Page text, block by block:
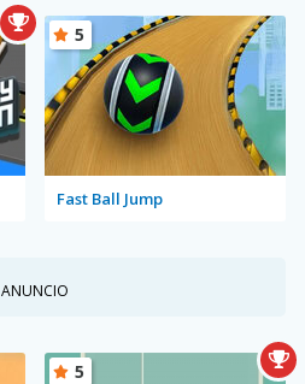
Fast Ball Jump
5
ANUNCIO
5